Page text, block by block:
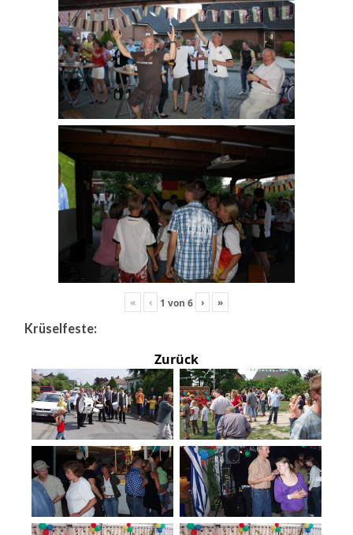
« ‹ 1 von 6 › »
Krüselfeste:
Zurück